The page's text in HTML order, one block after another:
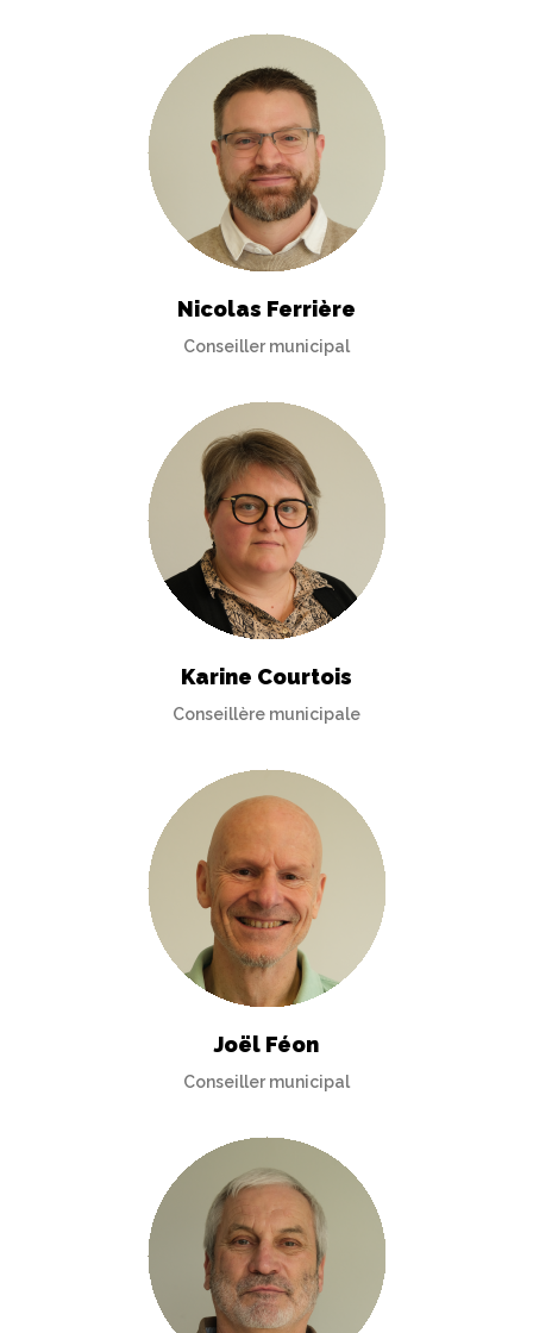
Nicolas Ferrière
Conseiller municipal
Karine Courtois
Conseillère municipale
Joël Féon
Conseiller municipal